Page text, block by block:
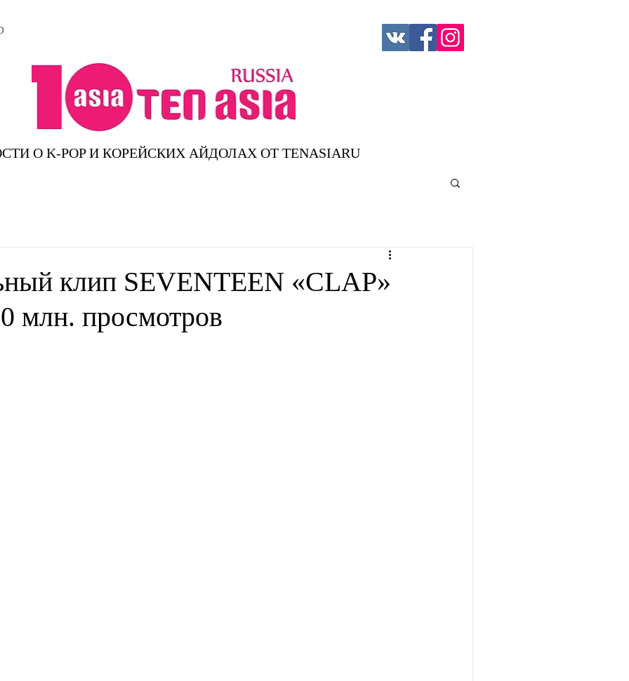
О K-POP И КОРЕЙСКИХ АЙДОЛАХ ОТ TENASIARU
клип SEVENTEEN «CLAP»
млн. просмотров